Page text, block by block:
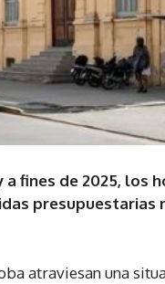
fines de 2025, los
presupuestarias
atraviesan una